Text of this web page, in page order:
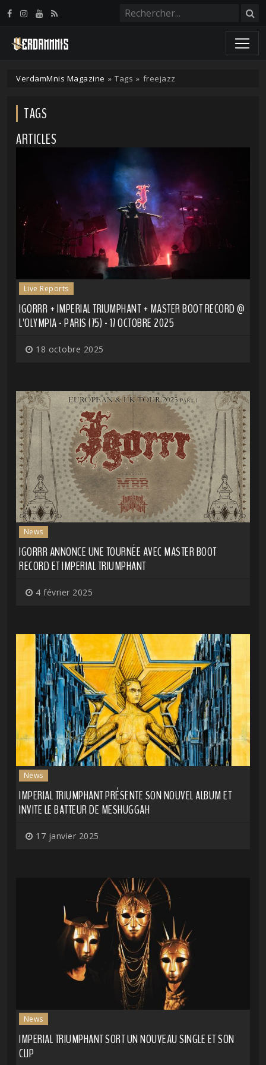
VerdamMnis Magazine » Tags » freejazz
TAGS
ARTICLES
Live Reports
IGORRR + IMPERIAL TRIUMPHANT + MASTER BOOT RECORD @
L'OLYMPIA - PARIS (75) - 17 OCTOBRE 2025
18 octobre 2025
News
IGORRR ANNONCE UNE TOURNÉE AVEC MASTER BOOT
RECORD ET IMPERIAL TRIUMPHANT
4 février 2025
News
IMPERIAL TRIUMPHANT PRÉSENTE SON NOUVEL ALBUM ET
INVITE LE BATTEUR DE MESHUGGAH
17 janvier 2025
News
IMPERIAL TRIUMPHANT SORT UN NOUVEAU SINGLE ET SON
CLIP
Panneau de gestion des cookies